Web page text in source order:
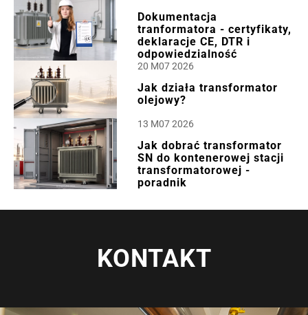
Dokumentacja
tranformatora - certyfikaty,
deklaracje CE, DTR i
odpowiedzialność
20 M07 2026
Jak działa transformator
olejowy?
13 M07 2026
Jak dobrać transformator
SN do kontenerowej stacji
transformatorowej -
poradnik
KONTAKT